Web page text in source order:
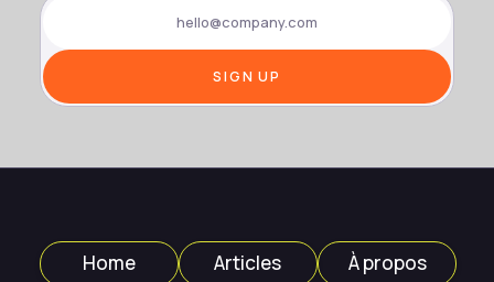
Home Articles À propos